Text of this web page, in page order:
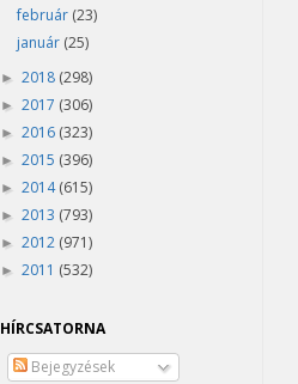
február (23)
január (25)
► 2018 (298)
► 2017 (306)
► 2016 (323)
► 2015 (396)
► 2014(615)
► 2013 (793)
► 2012 (971)
► 2011 (532)
HÍRCSATORNA
Bejegyzések